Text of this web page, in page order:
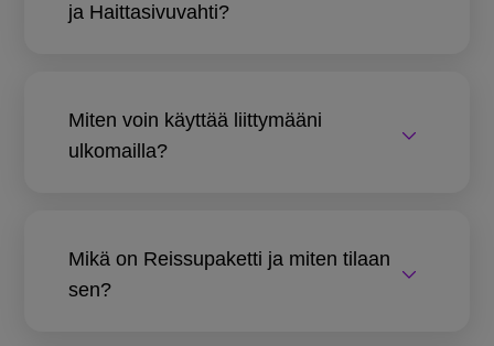
ja Haittasivuvahti?
Miten voin käyttää liittymääni
ulkomailla?
Mikä on Reissupaketti ja miten tilaan
sen?